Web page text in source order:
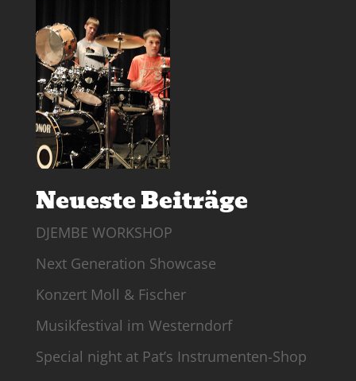
Neueste Beiträge
DJEMBE WORKSHOP
Next Generation Showcase
Konzert Moll & Fischer
Musikfestival im Westerndorf
Special night at Pat’s Instrumenten-Shop